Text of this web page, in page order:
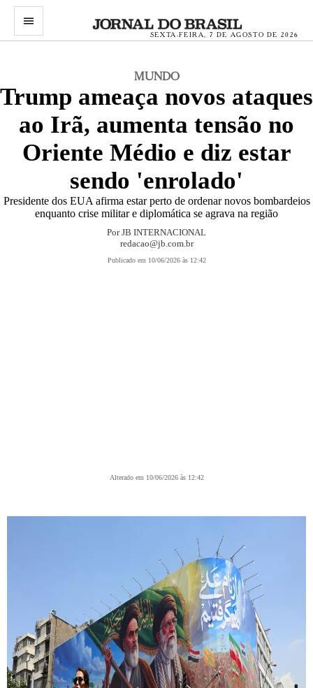
menu
SEXTA-FEIRA, 7 DE AGOSTO DE 2026
MUNDO
Trump ameaça novos ataques
ao Irã, aumenta tensão no
Oriente Médio e diz estar
sendo 'enrolado'
Presidente dos EUA afirma estar perto de ordenar novos bombardeios
enquanto crise militar e diplomática se agrava na região
PorJB INTERNACIONAL
redacao@jb.com.br
Publicado em 10/06/2026 às 12:42
Alterado em 10/06/2026 às 12:42